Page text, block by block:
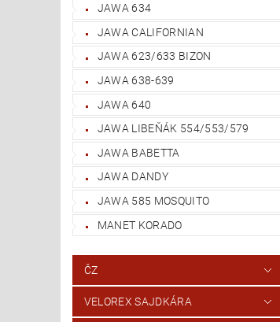
JAWA 634
JAWA CALIFORNIAN
JAWA 623/633 BIZON
JAWA 638-639
JAWA 640
JAWA LIBEŇÁK 554/553/579
JAWA BABETTA
JAWA DANDY
JAWA 585 MOSQUITO
MANET KORADO
ČZ
VELOREX SAJDKÁRA